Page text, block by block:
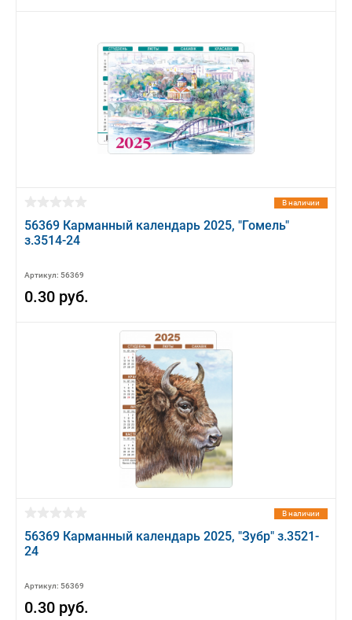
В наличии
56369 Карманный календарь 2025, "Гомель"
з.3514-24
Артикул: 56369
0.30 руб.
В наличии
56369 Карманный календарь 2025, "Зубр" з.3521-
24
Артикул: 56369
0.30 руб.